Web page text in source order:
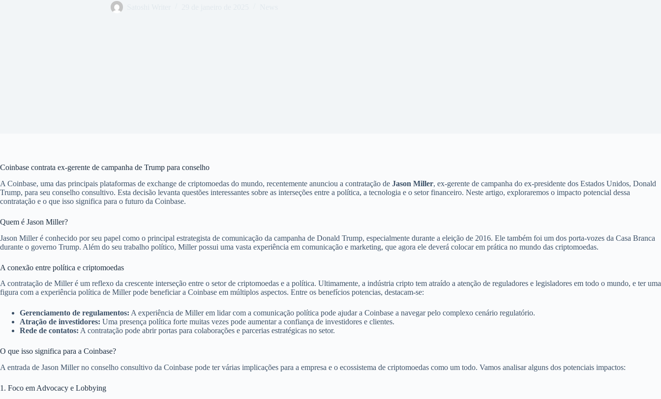
Coinbase contrata ex-gerente de campanha de Trump para conselho
A Coinbase, uma das principais plataformas de exchange de criptomoedas do mundo, recentemente anunciou a contratação de Jason Miller, ex-gerente de campanha do ex-presidente dos Estados Unidos, Donald
Trump, para seu conselho consultivo. Esta decisão levanta questões interessantes sobre as interseções entre a política, a tecnologia e o setor financeiro. Neste artigo, exploraremos o impacto potencial dessa
contratação e o que isso significa para o futuro da Coinbase.
Quem é Jason Miller?
Jason Miller é conhecido por seu papel como o principal estrategista de comunicação da campanha de Donald Trump, especialmente durante a eleição de 2016. Ele também foi um dos porta-vozes da Casa Branca
durante o governo Trump. Além do seu trabalho político, Miller possui uma vasta experiência em comunicação e marketing, que agora ele deverá colocar em prática no mundo das criptomoedas.
A conexão entre política e criptomoedas
A contratação de Miller é um reflexo da crescente interseção entre o setor de criptomoedas e a política. Ultimamente, a indústria cripto tem atraído a atenção de reguladores e legisladores em todo o mundo, e ter uma
figura com a experiência política de Miller pode beneficiar a Coinbase em múltiplos aspectos. Entre os benefícios potencias, destacam-se:
Gerenciamento de regulamentos: A experiência de Miller em lidar com a comunicação política pode ajudar a Coinbase a navegar pelo complexo cenário regulatório.
Atração de investidores: Uma presença política forte muitas vezes pode aumentar a confiança de investidores e clientes.
Rede de contatos: A contratação pode abrir portas para colaborações e parcerias estratégicas no setor.
O que isso significa para a Coinbase?
A entrada de Jason Miller no conselho consultivo da Coinbase pode ter várias implicações para a empresa e o ecossistema de criptomoedas como um todo. Vamos analisar alguns dos potenciais impactos:
1. Foco em Advocacy e Lobbying